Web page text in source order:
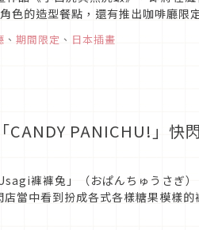
色的造型餐點，還有推出咖啡廳限
、 期間限定 、 日本插畫
PANICHU!」快
褲褲兔」（おぱんちゅうさぎ
當中看到扮成各式各樣糖果模樣